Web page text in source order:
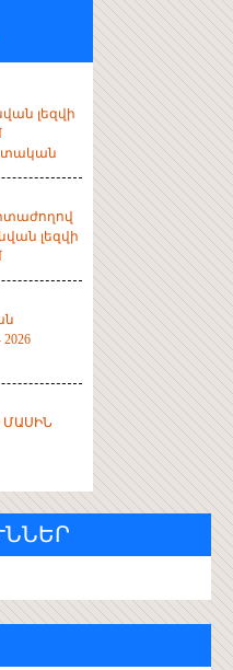
լեզվի
լեզվի
ՄԱՍԻՆ